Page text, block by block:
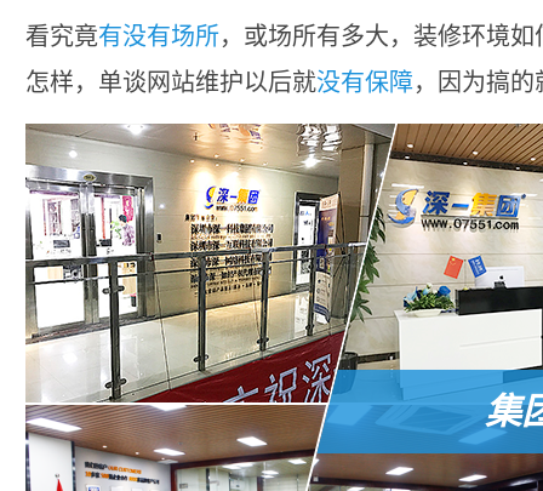
看究竟有没有场所，或场所有多大，装修环境
怎样，单谈网站维护以后就没有保障，因为搞
集